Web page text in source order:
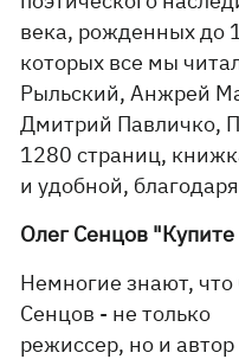
века, рожденных до
которых все мы
Рыльский, Анжрей
Дмитрий Павличко,
1280 страниц,
и удобной,
Олег Сенцов
Немногие знают, что
Сенцов - не только
режиссер, но и